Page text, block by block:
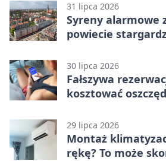
31 lipca 2026
Syreny alarmowe
powiecie
30 lipca 2026
Fałszywa
kosztować
29 lipca 2026
Montaż
rękę? To może